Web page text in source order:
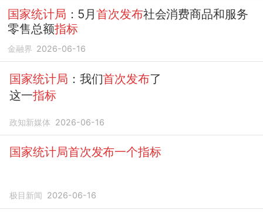
国家统计局 ：5月首次发布社会消费商品和服务
零售总额指标
金融界 2026-06-16
国家统计局 ：我们首次发布了
这一指标
政知新媒体 2026-06-16
国家统计局首次发布一个指标
极目新闻 2026-06-16